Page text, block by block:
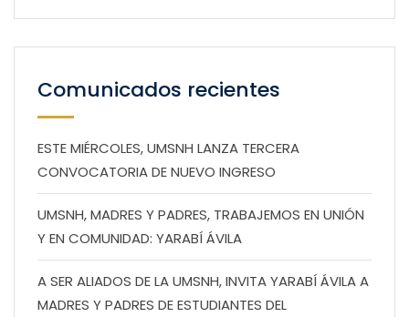
Comunicados recientes
ESTE MIÉRCOLES, UMSNH LANZA TERCERA
CONVOCATORIA DE NUEVO INGRESO
UMSNH, MADRES Y PADRES, TRABAJEMOS EN UNIÓN
Y EN COMUNIDAD: YARABÍ ÁVILA
A SER ALIADOS DE LA UMSNH, INVITA YARABÍ ÁVILA A
MADRES Y PADRES DE ESTUDIANTES DEL